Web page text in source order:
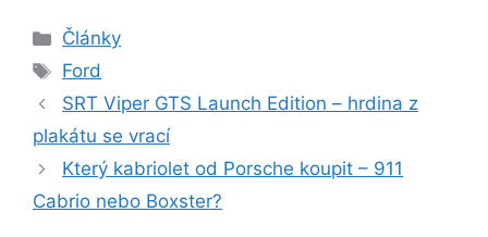
Rubriky
Články
Štítky
Ford
SRT Viper GTS Launch Edition – hrdina z
plakátu se vrací
Který kabriolet od Porsche koupit – 911
Cabrio nebo Boxster?